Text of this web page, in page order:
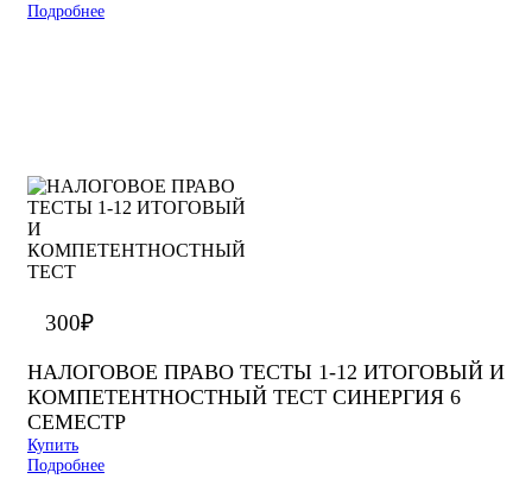
Подробнее
300₽
НАЛОГОВОЕ ПРАВО ТЕСТЫ 1-12 ИТОГОВЫЙ И
КОМПЕТЕНТНОСТНЫЙ ТЕСТ СИНЕРГИЯ 6
СЕМЕСТР
Купить
Подробнее